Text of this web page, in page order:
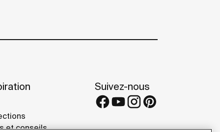
et conseils
Suivez-nous